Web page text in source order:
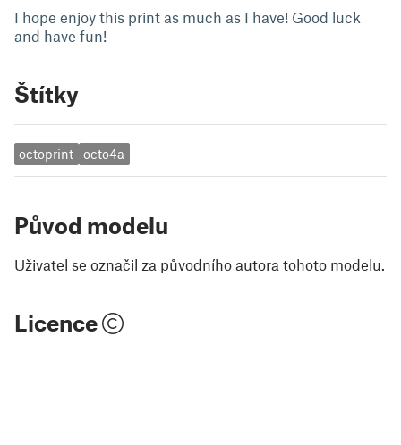
I hope enjoy this print as much as I have! Good luck
and have fun!
Štítky
octoprint octo4a
Původ modelu
Uživatel se označil za původního autora tohoto modelu.
Licence